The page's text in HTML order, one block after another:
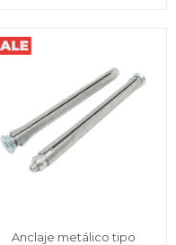
Anclaje metálico tipo